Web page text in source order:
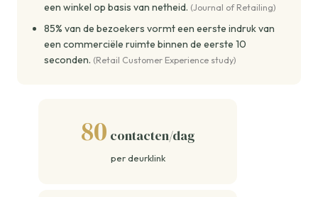
een winkel op basis van netheid. (Journal of Retailing)
85% van de bezoekers vormt een eerste indruk van
een commerciële ruimte binnen de eerste 10
seconden. (Retail Customer Experience study)
80 contacten/dag
per deurklink